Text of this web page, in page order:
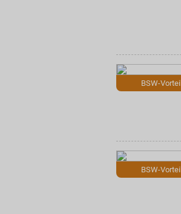
BSW-Vorteil
BSW-Vorteil